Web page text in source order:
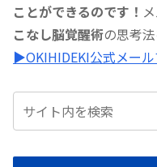
ことができるのです！
こなし脳覚醒術の思考
▶︎OKIHIDEKI公式メー